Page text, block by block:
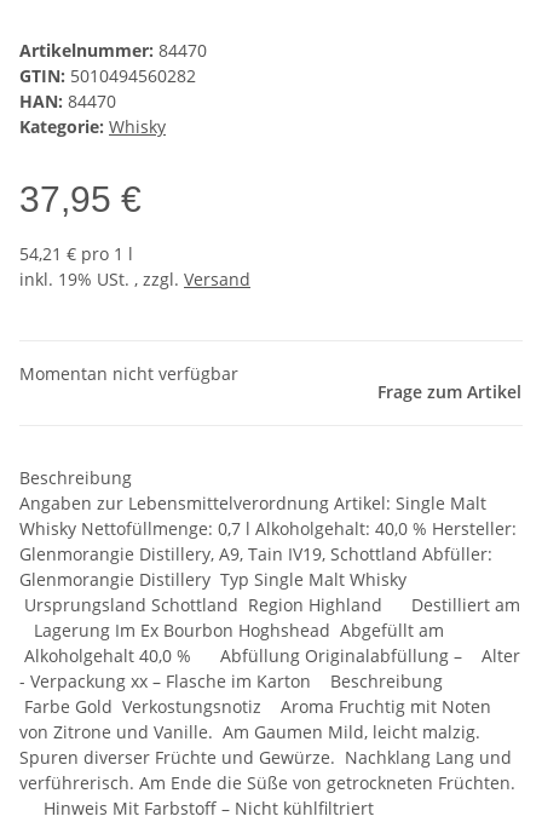
Artikelnummer: 84470
GTIN: 5010494560282
HAN: 84470
Kategorie: Whisky
37,95 €
54,21 € pro 1 l
inkl. 19% USt. , zzgl. Versand
Momentan nicht verfügbar
Frage zum Artikel
Beschreibung
Angaben zur Lebensmittelverordnung Artikel: Single Malt
Whisky Nettofüllmenge: 0,7 l Alkoholgehalt: 40,0 % Hersteller:
Glenmorangie Distillery, A9, Tain IV19, Schottland Abfüller:
Glenmorangie Distillery Typ Single Malt Whisky
Ursprungsland Schottland Region Highland Destilliert am
Lagerung Im Ex Bourbon Hoghshead Abgefüllt am
Alkoholgehalt 40,0 % Abfüllung Originalabfüllung – Alter
- Verpackung xx – Flasche im Karton Beschreibung
Farbe Gold Verkostungsnotiz Aroma Fruchtig mit Noten
von Zitrone und Vanille. Am Gaumen Mild, leicht malzig.
Spuren diverser Früchte und Gewürze. Nachklang Lang und
verführerisch. Am Ende die Süße von getrockneten Früchten.
Hinweis Mit Farbstoff – Nicht kühlfiltriert